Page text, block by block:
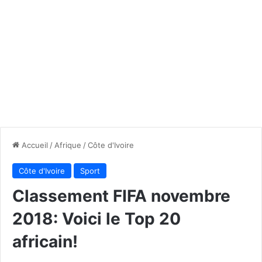
Accueil / Afrique /Côte d'Ivoire
Côte d'Ivoire Sport
Classement FIFA novembre
2018: Voici le Top 20
africain!